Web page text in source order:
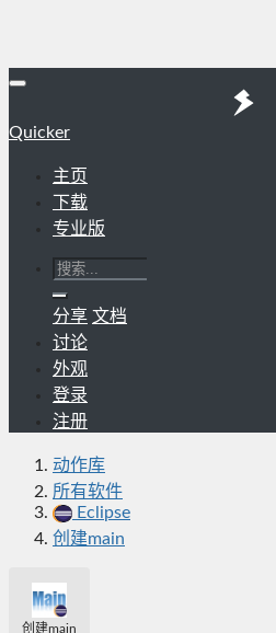
Quicker
主页
下载
专业版
分享 文档
讨论
外观
登录
注册
动作库
所有软件
Eclipse
创建main
创建main